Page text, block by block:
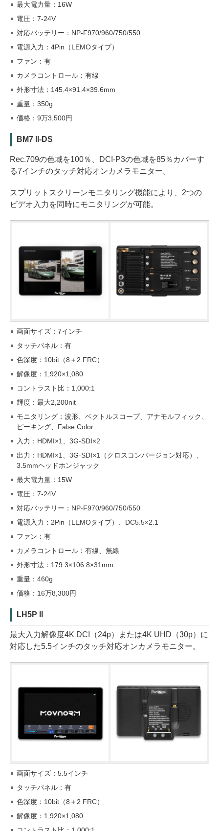
最大電力量：16W
電圧：7-24V
対応バッテリー：NP-F970/960/750/550
電源入力：4Pin（LEMOタイプ）
ファン：有
カメラコントロール：有線
外形寸法：145.4×91.4×39.6mm
重量：350g
価格：9万3,500円
BM7 II-DS
Rec.709の色域を100％、DCI-P3の色域を85％カバーす
る7インチのタッチ対応オンカメラモニター。
スプリットスクリーンモニタリング機能により、2つの
ビデオ入力を同時にモニタリングが可能。
画面サイズ：7インチ
タッチパネル：有
色深度：10bit（8＋2 FRC）
解像度：1,920×1,080
コントラスト比：1,000:1
輝度：最大2,200nit
モニタリング：波形、ベクトルスコープ、アナモルフィック、
ピーキング、False Color
入力：HDMI×1、3G-SDI×2
出力：HDMI×1、3G-SDI×1（クロスコンバージョン対応）、
3.5mmヘッドホンジャック
最大電力量：15W
電圧：7-24V
対応バッテリー：NP-F970/960/750/550
電源入力：2Pin（LEMOタイプ）、DC5.5×2.1
ファン：有
カメラコントロール：有線、無線
外形寸法：179.3×106.8×31mm
重量：460g
価格：16万8,300円
LH5P II
最大入力解像度4K DCI（24p）または4K UHD（30p）に
対応した5.5インチのタッチ対応オンカメラモニター。
画面サイズ：5.5インチ
タッチパネル：有
色深度：10bit（8＋2 FRC）
解像度：1,920×1,080